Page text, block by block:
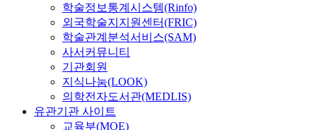
학술정보통계시스템(Rinfo)
외국학술지지원센터(FRIC)
학술관계분석서비스(SAM)
사서커뮤니티
기관회원
지식나눔(LOOK)
의학전자도서관(MEDLIS)
유관기관 사이트
교육부(MOE)